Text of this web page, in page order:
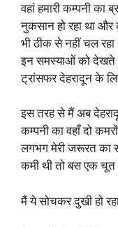
वहां हमारी कम्पनी
नुकसान हो रहा था
भी ठीक से नहीं चल रहा
इन समस्याओं को देखते
ट्रांसफर देहरादून के
इस तरह से मैं अब
कम्पनी का वहाँ दो
लगभग मेरी जरूरत का
कमी थी तो बस एक चूत
मैं ये सोचकर दुखी हो